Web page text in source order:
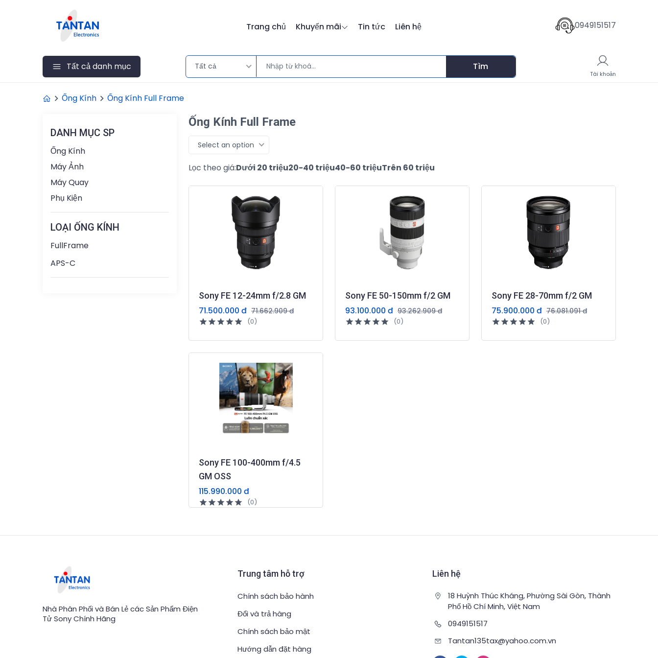
Trang chủ Khuyến mãi Tin tức Liên hệ 0949151517
Tất cả danh mục Tất cả Tìm
Tài khoản
Ống Kính Ống Kính Full Frame
DANH MỤC SP
Ống Kính
Máy Ảnh
Máy Quay
Phụ Kiện
LOẠI ỐNG KÍNH
FullFrame
APS-C
Ống Kính Full Frame
Select an option
Lọc theo giá:Dưới 20 triệu20-40 triệu40-60 triệuTrên 60 triệu
Sony FE 12-24mm f/2.8 GM
71.500.000 đ 71.662.909 đ
(0)
Sony FE 50-150mm f/2 GM
93.100.000 đ 93.262.909 đ
(0)
Sony FE 28-70mm f/2 GM
75.900.000 đ 76.081.091 đ
(0)
Sony FE 100-400mm f/4.5
GM OSS
115.990.000 đ
(0)
Nhà Phân Phối và Bán Lẻ các Sản Phẩm Điện
Tử Sony Chính Hãng
Trung tâm hỗ trợ
Chính sách bảo hành
Đổi và trả hàng
Chính sách bảo mật
Hướng dẫn đặt hàng
Liên hệ
18 Huỳnh Thúc Kháng, Phường Sài Gòn, Thành
Phố Hồ Chí Minh, Việt Nam
0949151517
Tantan135tax@yahoo.com.vn